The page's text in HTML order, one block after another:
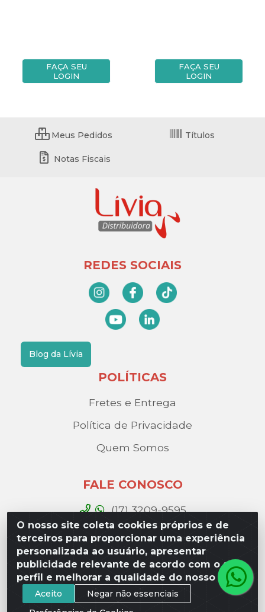
FAÇA SEU
LOGIN
FAÇA SEU
LOGIN
O nosso site coleta cookies próprios e de
terceiros para proporcionar uma experiência
personalizada ao usuário, apresentar
publicidade relevante de acordo com o seu
perfil e melhorar a qualidade do nosso site.
Aceito
Negar não essenciais
Meus Pedidos Títulos
Notas Fiscais
REDES SOCIAIS
Blog da Lívia
POLÍTICAS
Fretes e Entrega
Política de Privacidade
Quem Somos
FALE CONOSCO
(17) 3209-9595
contato@liviadistribuidora.com.br
BAIXE NOSSO APP